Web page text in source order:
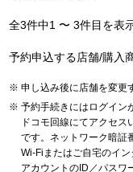
全3件中1 〜 3件目を表
予約申込する店舗/購入
申し込み後に店舗を変更
予約手続きにはログイン
ドコモ回線にてアクセ
です。ネットワーク暗証
Wi-Fiまたはご自宅のイ
アカウントのID／パスワ